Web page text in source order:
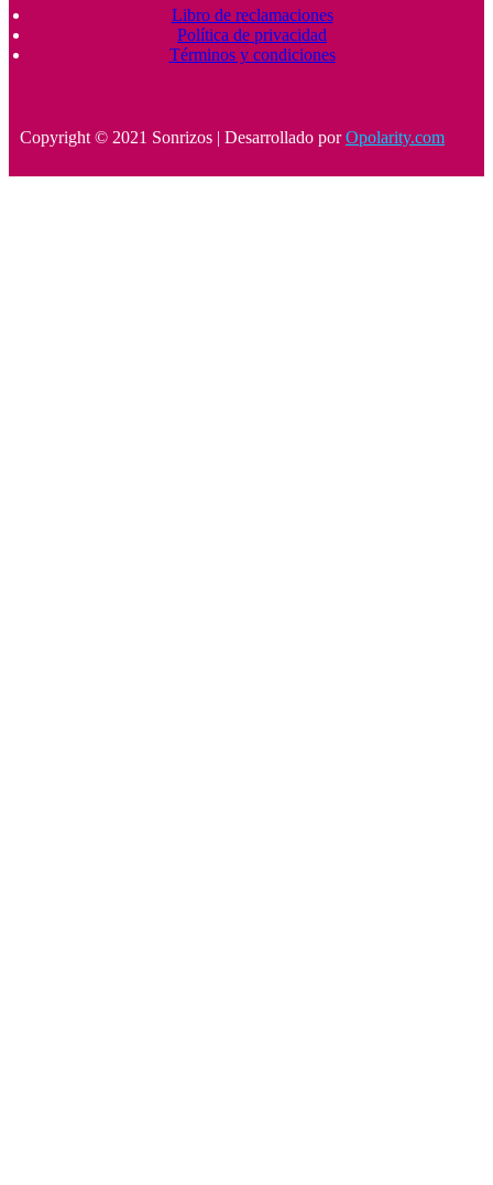
Libro de reclamaciones
Política de privacidad
Términos y condiciones
Copyright © 2021 Sonrizos | Desarrollado porOpolarity.com